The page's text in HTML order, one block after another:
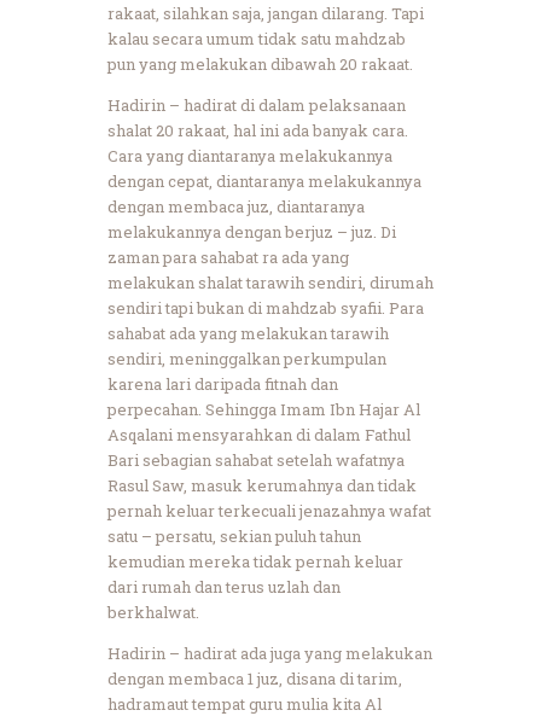
rakaat, silahkan saja, jangan dilarang. Tapi
kalau secara umum tidak satu mahdzab
pun yang melakukan dibawah 20 rakaat.
Hadirin – hadirat di dalam pelaksanaan
shalat 20 rakaat, hal ini ada banyak cara.
Cara yang diantaranya melakukannya
dengan cepat, diantaranya melakukannya
dengan membaca juz, diantaranya
melakukannya dengan berjuz – juz. Di
zaman para sahabat ra ada yang
melakukan shalat tarawih sendiri, dirumah
sendiri tapi bukan di mahdzab syafii. Para
sahabat ada yang melakukan tarawih
sendiri, meninggalkan perkumpulan
karena lari daripada fitnah dan
perpecahan. Sehingga Imam Ibn Hajar Al
Asqalani mensyarahkan di dalam Fathul
Bari sebagian sahabat setelah wafatnya
Rasul Saw, masuk kerumahnya dan tidak
pernah keluar terkecuali jenazahnya wafat
satu – persatu, sekian puluh tahun
kemudian mereka tidak pernah keluar
dari rumah dan terus uzlah dan
berkhalwat.
Hadirin – hadirat ada juga yang melakukan
dengan membaca 1 juz, disana di tarim,
hadramaut tempat guru mulia kita Al